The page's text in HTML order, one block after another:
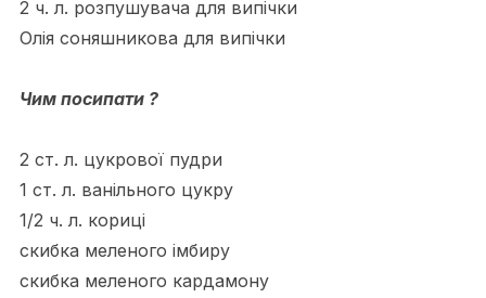
2 ч. л. розпушувача для випічки
Олія соняшникова для випічки
Чим посипати ?
2 ст. л. цукрової пудри
1 ст. л. ванільного цукру
1/2 ч. л. кориці
скибка меленого імбиру
скибка меленого кардамону